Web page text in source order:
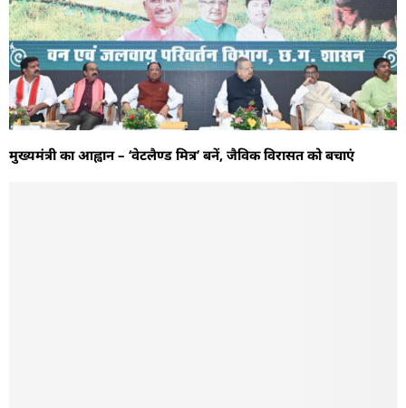
मुख्यमंत्री का आह्वान – ‘वेटलैण्ड मित्र’ बनें, जैविक विरासत को बचाएं